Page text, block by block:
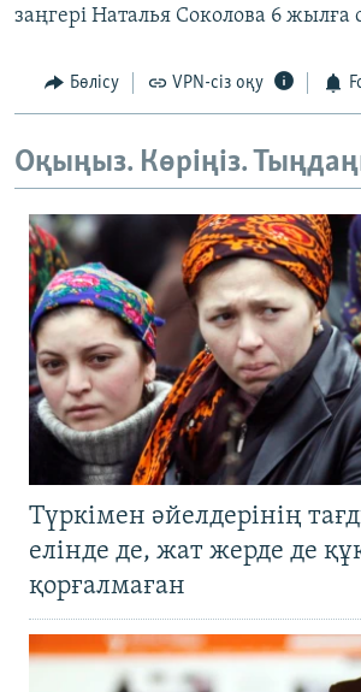
заңгері Наталья Соколова 6 жылға
Бөлісу VPN-сіз оқу
Оқыңыз. Көріңіз.
Түркімен әйелдерінің
елінде де, жат жерде де
қорғалмаған